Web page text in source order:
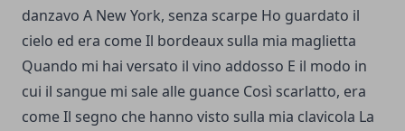
danzavo A New York, senza scarpe Ho guardato il
cielo ed era comeIl bordeaux sulla mia maglietta
Quando mi hai versato il vino addosso E il modo in
cui il sangue mi sale alle guance Così scarlatto, era
come Il segno che hanno visto sulla mia clavicola La